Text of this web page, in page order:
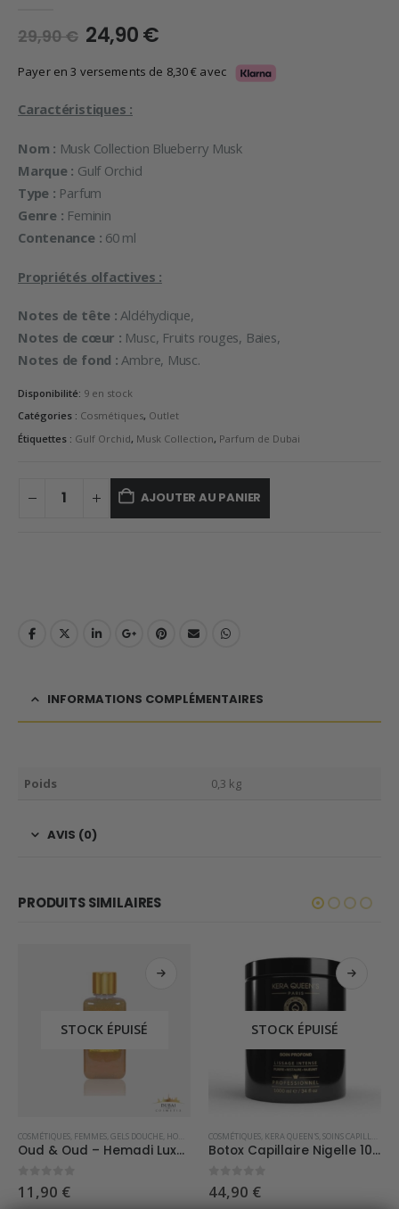
29,90€ Le
prix
initial
29,90 €.
24,90€Le
actuel
Payer en 3 versements de 8,30€ avec
Caractéristiques :
Nom : Musk Collection Blueberry Musk
Marque : Gulf Orchid
Type : Parfum
Genre : Feminin
Contenance : 60 ml
Propriétés olfactives :
Notes de tête : Aldéhydique,
Notes de cœur : Musc, Fruits rouges, Baies,
Notes de fond : Ambre, Musc.
Disponibilité: 9 en stock
Catégories : Cosmétiques, Outlet
Étiquettes : Gulf Orchid, Musk Collection, Parfum de Dubai
AJOUTER AU PANIER
INFORMATIONS COMPLÉMENTAIRES
Poids 0,3 kg
AVIS (0)
PRODUITS SIMILAIRES
FEMMES,HOMMES,NOUVEAUTÉS,OUTLET,SOLDES
STOCK ÉPUISÉ
COSMÉTIQUES FEMMES GELS DOUCHE HOMMES
Oud & Oud – Hemadi Luxury Oud
0 sur 5
11,90 €
STOCK ÉPUISÉ
COSMÉTIQUES KERA QUEEN'S SOINS CAPILLAIRES
Botox Capillaire Nigelle 1000ml
0 sur 5
44,90 €